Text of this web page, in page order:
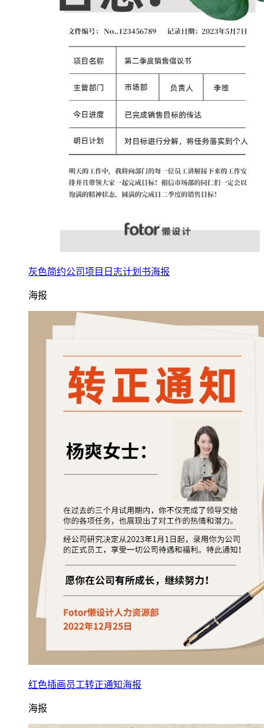
灰色简约公司项目日志计划书海报
海报
红色插画员工转正通知海报
海报